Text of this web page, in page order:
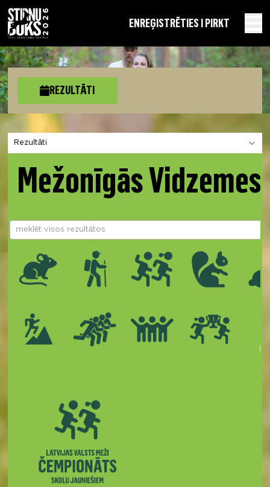
ENREĢISTRĒTIES I PIRKT
REZULTĀTI
Izvēlies sadaļu
Mežonīgās